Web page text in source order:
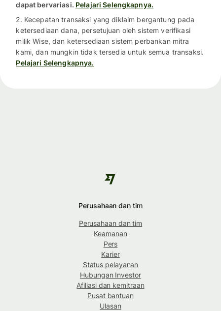
dapat bervariasi. Pelajari Selengkapnya.
2. Kecepatan transaksi yang diklaim bergantung pada
ketersediaan dana, persetujuan oleh sistem verifikasi
milik Wise, dan ketersediaan sistem perbankan mitra
kami, dan mungkin tidak tersedia untuk semua transaksi.
Pelajari Selengkapnya.
Perusahaan dan tim
Perusahaan dan tim
Keamanan
Pers
Karier
Status pelayanan
Hubungan Investor
Afiliasi dan kemitraan
Pusat bantuan
Ulasan